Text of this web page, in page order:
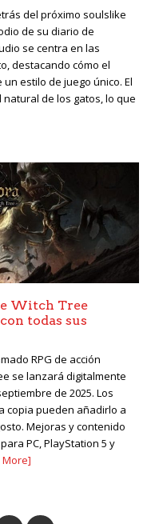
del próximo soulslike
de su diario de
se centra en las
destacando cómo el
estilo de juego único. El
de los gatos, lo que
Witch Tree
todas sus
RPG de acción
se lanzará digitalmente
de 2025. Los
copia pueden añadirlo a
Mejoras y contenido
PC, PlayStation 5 y
More]